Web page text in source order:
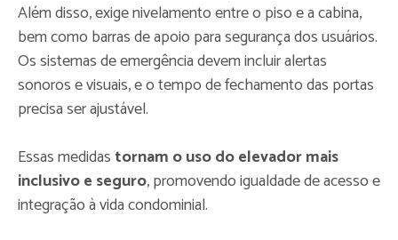
Além disso, exige nivelamento entre o piso e a cabina,
bem como barras de apoio para segurança dos usuários.
Os sistemas de emergência devem incluir alertas
sonoros e visuais, e o tempo de fechamento das portas
precisa ser ajustável.
Essas medidas tornam o uso do elevador mais
inclusivo e seguro, promovendo igualdade de acesso e
integração à vida condominial.